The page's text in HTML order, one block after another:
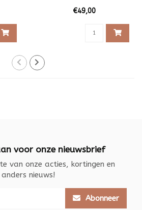
€49,00
voor onze nieuwsbrief
van onze acties, kortingen en
anders nieuws!
Abonneer